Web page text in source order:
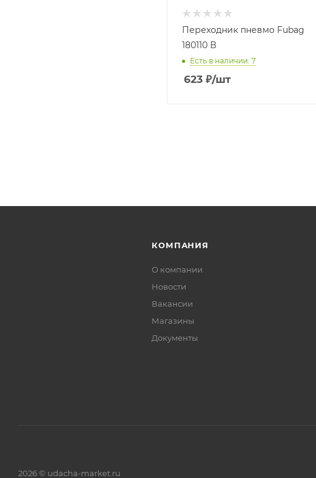
Переходник пневмо Fubag
180110 В
Есть в наличии: 7
623 ₽/шт
КОМПАНИЯ
О компании
Новости
Вакансии
Магазины
Документы
2026 © udacha-market.ru